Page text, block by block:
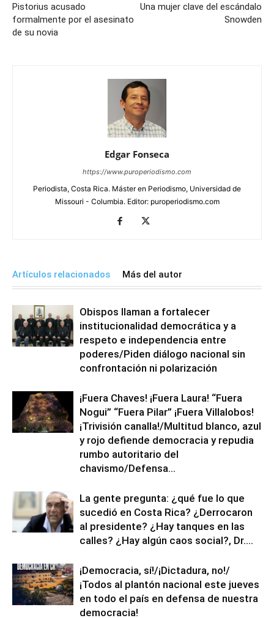
Pistorius acusado
formalmente por el asesinato
de su novia
Una mujer clave del escándalo
Snowden
Edgar Fonseca
https://www.puroperiodismo.com
Periodista, Costa Rica. Máster en Periodismo, Universidad de
Missouri - Columbia. Editor: puroperiodismo.com
Artículos relacionados Más del autor
Obispos llaman a fortalecer
institucionalidad democrática y a
respeto e independencia entre
poderes/Piden diálogo nacional sin
confrontación ni polarización
¡Fuera Chaves! ¡Fuera Laura! “Fuera
Nogui” “Fuera Pilar” ¡Fuera Villalobos!
¡Trivisión canalla!/Multitud blanco, azul
y rojo defiende democracia y repudia
rumbo autoritario del
chavismo/Defensa...
La gente pregunta: ¿qué fue lo que
sucedió en Costa Rica? ¿Derrocaron
al presidente? ¿Hay tanques en las
calles? ¿Hay algún caos social?, Dr....
¡Democracia, sí!/¡Dictadura, no!/
¡Todos al plantón nacional este jueves
en todo el país en defensa de nuestra
democracia!